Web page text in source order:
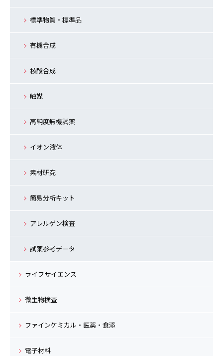
標準物質・標準品
有機合成
核酸合成
触媒
高純度無機試薬
イオン液体
素材研究
簡易分析キット
アレルゲン検査
試薬参考データ
ライフサイエンス
微生物検査
ファインケミカル・医薬・食添
電子材料